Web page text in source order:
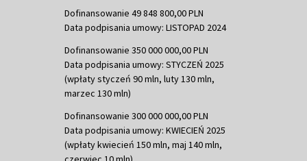
Dofinansowanie 49 848 800,00 PLN
Data podpisania umowy: LISTOPAD 2024
Dofinansowanie 350 000 000,00 PLN
Data podpisania umowy: STYCZEŃ 2025
(wpłaty styczeń 90 mln, luty 130 mln,
marzec 130 mln)
Dofinansowanie 300 000 000,00 PLN
Data podpisania umowy: KWIECIEŃ 2025
(wpłaty kwiecień 150 mln, maj 140 mln,